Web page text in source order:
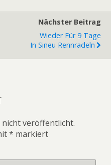
Nächster Beitrag
Wieder Für 9 Tage
In Sineu Rennradeln
nicht veröffentlicht.
* markiert